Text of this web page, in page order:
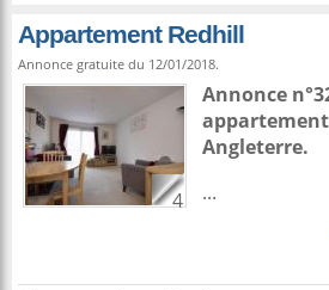
Appartement Redhill
Annonce gratuite du 12/01/2018.
4
Annonce
appartement
Angleterre.
...